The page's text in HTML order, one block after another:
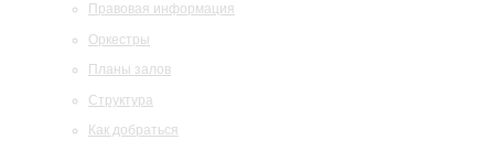
Правовая информация
Оркестры
Планы залов
Структура
Как добраться